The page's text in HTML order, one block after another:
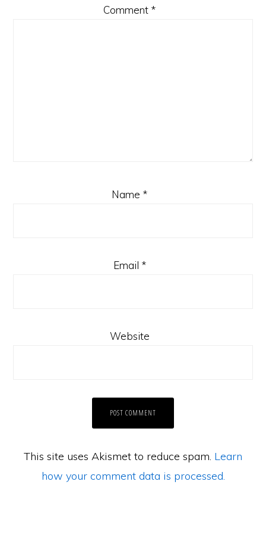
Comment *
Name *
Email *
Website
This site uses Akismet to reduce spam. Learn
how your comment data is processed.